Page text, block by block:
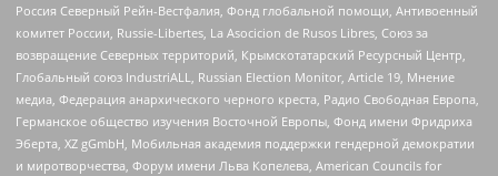
Россия Северный Рейн-Вестфалия, Фонд глобальной помощи, Антивоенный
комитет России, Russie-Libertes, La Asocicion de Rusos Libres, Союз за
возвращение Северных территорий, Крымскотатарский Ресурсный Центр,
Глобальный союз IndustriALL, Russian Election Monitor, Article 19, Мнение
медиа, Федерация анархического черного креста, Радио Свободная Европа,
Германское общество изучения Восточной Европы, Фонд имени Фридриха
Эберта, XZ gGmbH, Мобильная академия поддержки гендерной демократии
и миротворчества, Форум имени Льва Копелева, American Councils for